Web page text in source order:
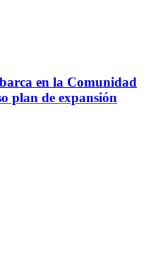
en la Comunidad
plan de expansión